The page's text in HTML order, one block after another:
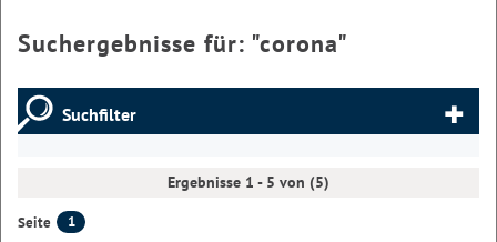
Suchergebnisse für: "corona"
Suchfilter
Ergebnisse 1 - 5 von (5)
Seite
1